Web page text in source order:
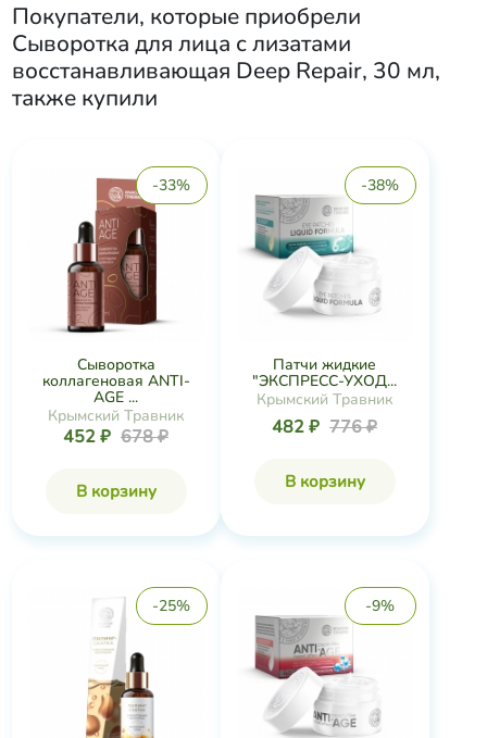
Покупатели, которые приобрели
Сыворотка для лица с лизатами
восстанавливающая Deep Repair, 30 мл,
также купили
-33%
Сыворотка
коллагеновая ANTI-
AGE ...
Крымский Травник
452 ₽ 678 ₽
В корзину
-38%
Патчи жидкие
"ЭКСПРЕСС-УХОД...
Крымский Травник
482 ₽ 776 ₽
В корзину
-25% -9%